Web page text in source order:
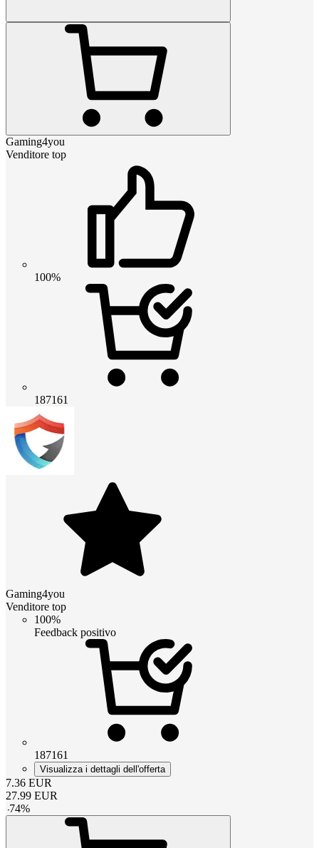
Gaming4you
Venditore top
100%
187161
Gaming4you
Venditore top
100%
Feedback positivo
187161
Visualizza i dettagli dell'offerta
7.36 EUR
27.99 EUR
-74%